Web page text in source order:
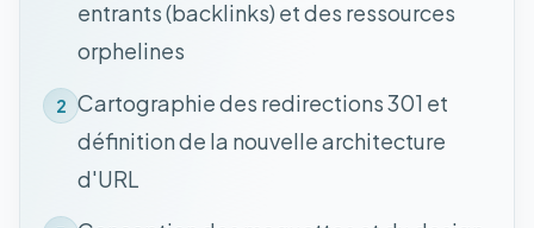
entrants (backlinks) et des ressources
orphelines
2 Cartographie des redirections 301 et
définition de la nouvelle architecture
d'URL